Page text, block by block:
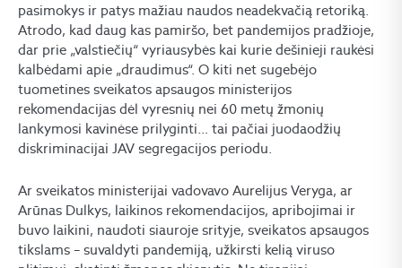
pasimokys ir patys mažiau naudos neadekvačią retoriką.
Atrodo, kad daug kas pamiršo, bet pandemijos pradžioje,
dar prie „valstiečių“ vyriausybės kai kurie dešinieji raukėsi
kalbėdami apie „draudimus“. O kiti net sugebėjo
tuometines sveikatos apsaugos ministerijos
rekomendacijas dėl vyresnių nei 60 metų žmonių
lankymosi kavinėse prilyginti… tai pačiai juodaodžių
diskriminacijai JAV segregacijos periodu.
Ar sveikatos ministerijai vadovavo Aurelijus Veryga, ar
Arūnas Dulkys, laikinos rekomendacijos, apribojimai ir
buvo laikini, naudoti siauroje srityje, sveikatos apsaugos
tikslams – suvaldyti pandemiją, užkirsti kelią viruso